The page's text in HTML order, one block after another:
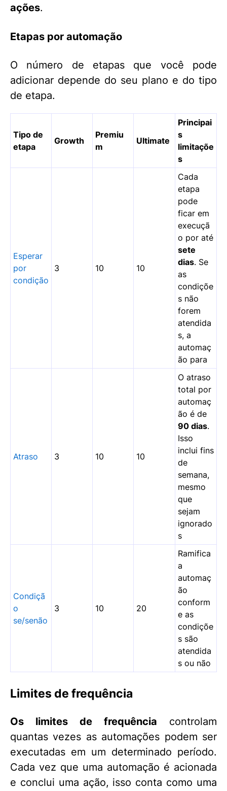
ações.
Etapas por automação
O número de etapas que você pode
adicionar depende do seu plano e do tipo
de etapa.
Tipo de
etapa
Growth
Premiu
m
Ultimate
Principai
s
limitaçõe
s
Esperar
por
condição
3 10 10
Cada
etapa
pode
ficar em
execuçã
o por até
sete
dias. Se
as
condiçõe
s não
forem
atendida
s, a
automaç
ão para
Atraso 3 10 10
O atraso
total por
automaç
ão é de
90 dias.
Isso
inclui fins
de
semana,
mesmo
que
sejam
ignorado
s
Condiçã
o
se/senão
3 10 20
Ramifica
a
automaç
ão
conform
e as
condiçõe
s são
atendida
s ou não
Limites de frequência
Os limites de frequência controlam
quantas vezes as automações podem ser
executadas em um determinado período.
Cada vez que uma automação é acionada
e conclui uma ação, isso conta como uma